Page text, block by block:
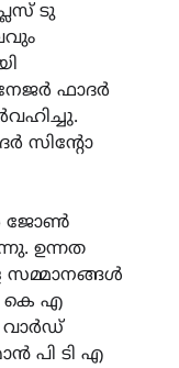
ടു
ഫാദർ
സിന്റോ
ജോൺ
ഉന്നത
സമ്മാനങ്ങൾ
കെ എ
വാർഡ്
പി ടി എ